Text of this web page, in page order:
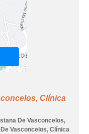
Clínica
De Vasconcelos,
Vasconcelos, Clínica